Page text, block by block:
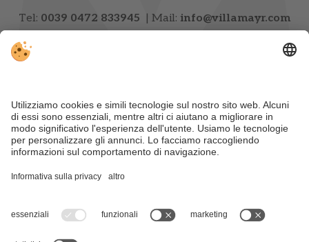
Tel: 0039 0472 833945 | Mail: info@villamayr.com